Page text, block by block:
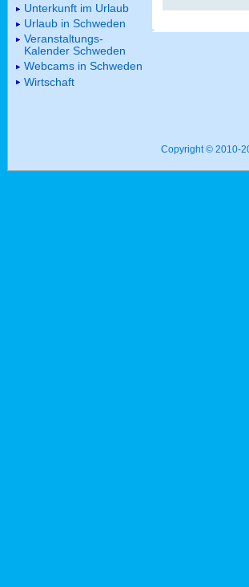
Unterkunft im Urlaub
Urlaub in Schweden
Veranstaltungs-
Kalender Schweden
Webcams in Schweden
Wirtschaft
Copyright © 2010-